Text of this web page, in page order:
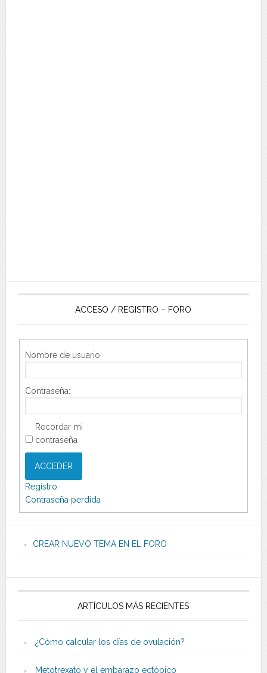
ACCESO / REGISTRO – FORO
Nombre de usuario:
Contraseña:
Recordar mi
contraseña
ACCEDER
Registro
Contraseña perdida
CREAR NUEVO TEMA EN EL FORO
ARTÍCULOS MÁS RECIENTES
¿Cómo calcular los días de ovulación?
Metotrexato y el embarazo ectópico